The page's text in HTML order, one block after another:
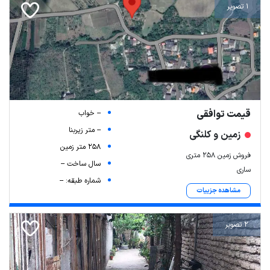
1 تصویر
قیمت توافقی
زمین و کلنگی
فروش زمین ۲۵۸ متری
ساری
مشاهده جزییات
-- خواب
-- متر زیربنا
258 متر زمین
سال ساخت --
شماره طبقه: --
2 تصویر